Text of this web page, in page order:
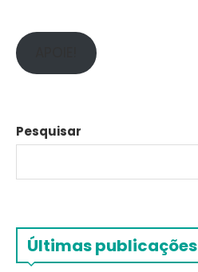
Pesquisar
Últimas publicações